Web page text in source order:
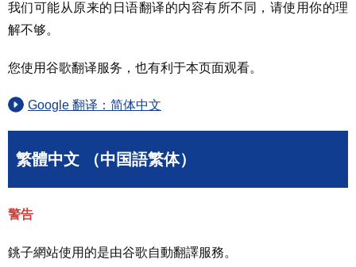
我们可能从原来的日语翻译的内容有所不同，请使用你的理
解不够。
您使用谷歌翻译服务，也有利于本页面观看。
Google 翻译：简体中文
繁體中文 （中国語繁体）
警告
銚子網站使用的是由谷歌自動翻譯服務。